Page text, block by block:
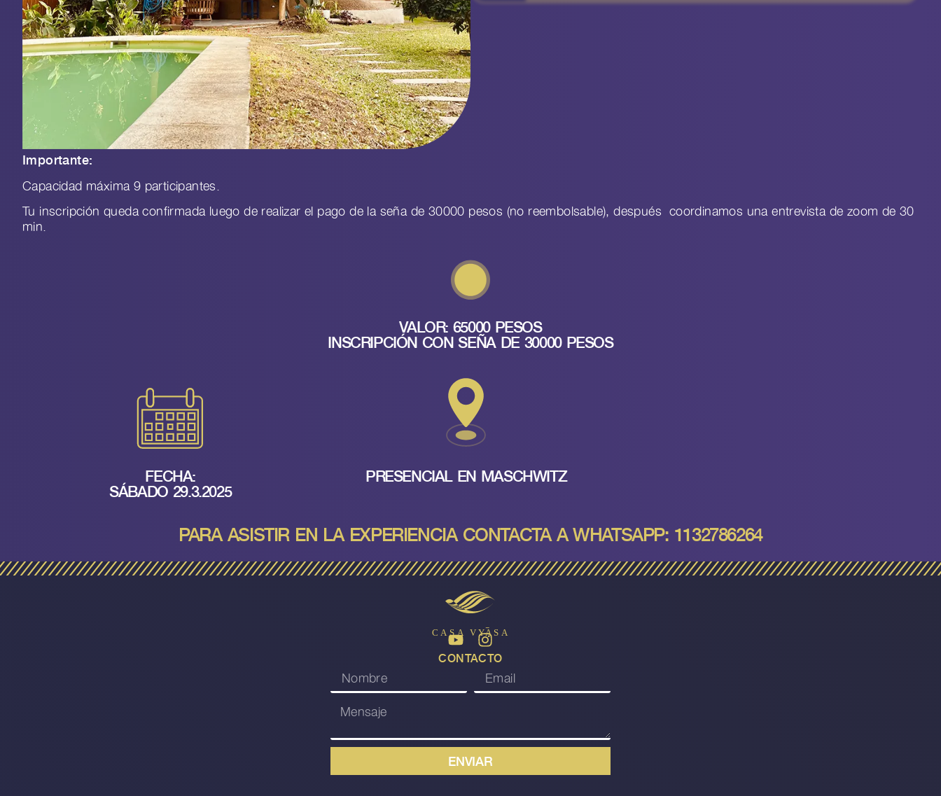
Importante:
Capacidad máxima 9 participantes.
Tu inscripción queda confirmada luego de realizar el pago de la seña de 30000 pesos (no reembolsable), después coordinamos una entrevista de zoom de 30
min.
VALOR: 65000 PESOS
INSCRIPCIÓN CON SEÑA DE 30000 PESOS
FECHA:
SÁBADO 29.3.2025
PRESENCIAL EN MASCHWITZ
PARA ASISTIR EN LA EXPERIENCIACONTACTA A WHATSAPP: 1132786264
CA S A V YA S A
CONTACTO
ENVIAR